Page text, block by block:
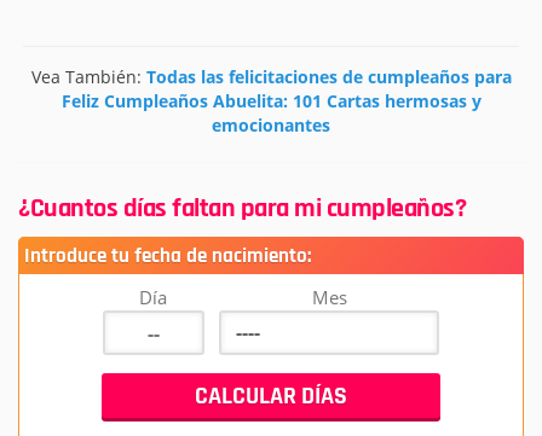
Vea También: Todas las felicitaciones de cumpleaños para
Feliz Cumpleaños Abuelita: 101 Cartas hermosas y
emocionantes
¿Cuantos días faltan para mi cumpleaños?
Introduce tu fecha de nacimiento:
Día Mes